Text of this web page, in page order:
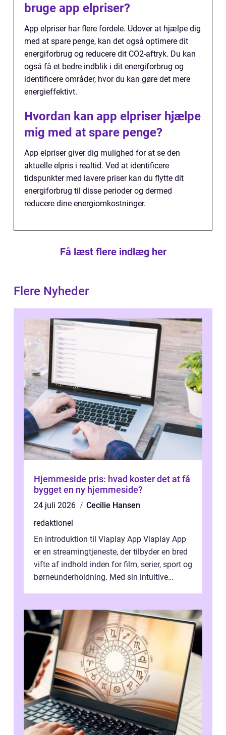
bruge app elpriser?
App elpriser har flere fordele. Udover at hjælpe dig
med at spare penge, kan det også optimere dit
energiforbrug og reducere dit CO2-aftryk. Du kan
også få et bedre indblik i dit energiforbrug og
identificere områder, hvor du kan gøre det mere
energieffektivt.
Hvordan kan app elpriser hjælpe
mig med at spare penge?
App elpriser giver dig mulighed for at se den
aktuelle elpris i realtid. Ved at identificere
tidspunkter med lavere priser kan du flytte dit
energiforbrug til disse perioder og dermed
reducere dine energiomkostninger.
Få læst flere indlæg her
Flere Nyheder
Hjemmeside pris: hvad koster det at få
bygget en ny hjemmeside?
24 juli 2026
Cecilie Hansen
redaktionel
En introduktion til Viaplay App Viaplay App
er en streamingtjeneste, der tilbyder en bred
vifte af indhold inden for film, serier, sport og
børneunderholdning. Med sin intuitive